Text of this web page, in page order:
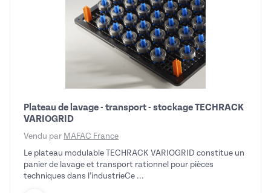
Plateau de lavage - transport - stockage TECHRACK
VARIOGRID
Vendu par MAFAC France
Le plateau modulable TECHRACK VARIOGRID constitue un
panier de lavage et transport rationnel pour pièces
techniques dans l’industrieCe ...